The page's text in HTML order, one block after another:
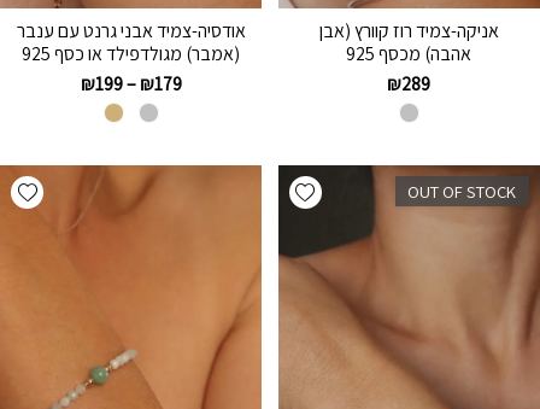
אניקה-צמיד רוז קוורץ (אבן
אהבה) מכסף 925
₪289
אודסיה-צמיד אבני גרנט עם ענבר
(אמבר) מגולדפילד או כסף 925
₪179
–
₪199
Add wishlist OUT OF STOCK